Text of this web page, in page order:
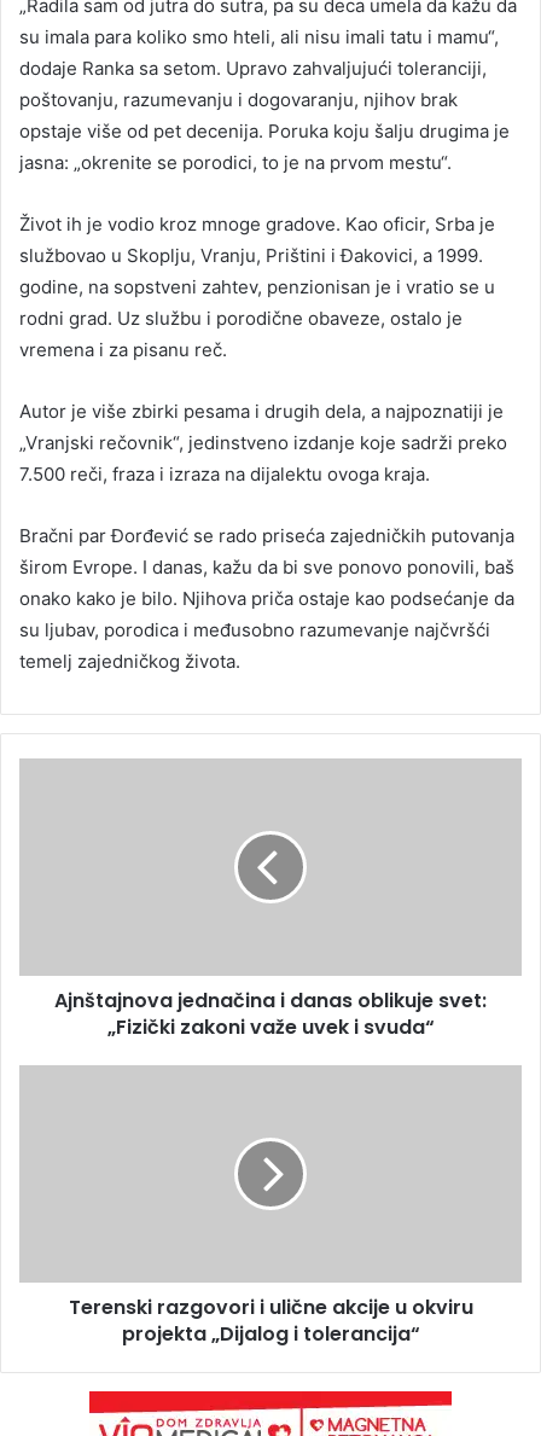
„Radila sam od jutra do sutra, pa su deca umela da kažu da
su imala para koliko smo hteli, ali nisu imali tatu i mamu“,
dodaje Ranka sa setom. Upravo zahvaljujući toleranciji,
poštovanju, razumevanju i dogovaranju, njihov brak
opstaje više od pet decenija. Poruka koju šalju drugima je
jasna: „okrenite se porodici, to je na prvom mestu“.
Život ih je vodio kroz mnoge gradove. Kao oficir, Srba je
službovao u Skoplju, Vranju, Prištini i Đakovici, a 1999.
godine, na sopstveni zahtev, penzionisan je i vratio se u
rodni grad. Uz službu i porodične obaveze, ostalo je
vremena i za pisanu reč.
Autor je više zbirki pesama i drugih dela, a najpoznatiji je
„Vranjski rečovnik“, jedinstveno izdanje koje sadrži preko
7.500 reči, fraza i izraza na dijalektu ovoga kraja.
Bračni par Đorđević se rado priseća zajedničkih putovanja
širom Evrope. I danas, kažu da bi sve ponovo ponovili, baš
onako kako je bilo. Njihova priča ostaje kao podsećanje da
su ljubav, porodica i međusobno razumevanje najčvršći
temelj zajedničkog života.
Ajnštajnova jednačina i danas oblikuje svet:
„Fizički zakoni važe uvek i svuda“
Terenski razgovori i ulične akcije u okviru
projekta „Dijalog i tolerancija“